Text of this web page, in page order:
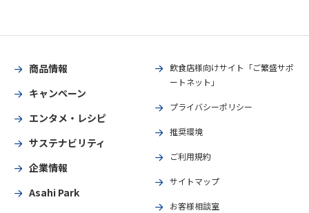
商品情報
キャンペーン
エンタメ・レシピ
サステナビリティ
企業情報
Asahi Park
飲食店様向けサイト「ご繁盛サポ
ートネット」
プライバシーポリシー
推奨環境
ご利用規約
サイトマップ
お客様相談室